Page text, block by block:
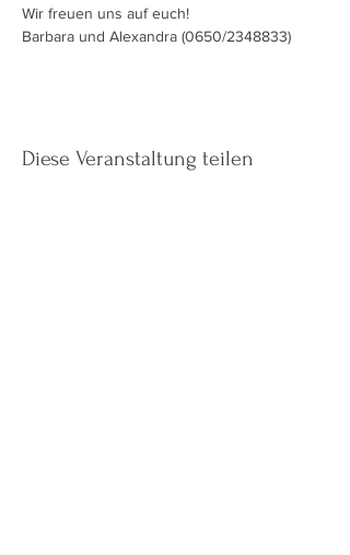
Wir freuen uns auf euch!
Barbara und Alexandra (0650/2348833)
Diese Veranstaltung teilen